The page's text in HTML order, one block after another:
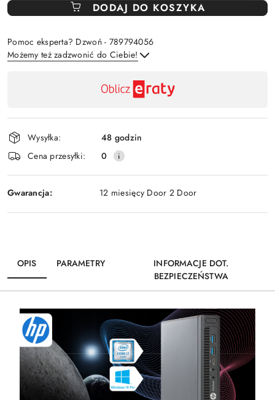
DODAJ DO KOSZYKA
Pomoc eksperta? Dzwoń - 789794056
Możemy też zadzwonić do Ciebie!
płatność
i
dostawa
Wysyłka:
48 godzin
Cena przesyłki:
0
Gwarancja: 12 miesięcy Door 2 Door
OPIS PARAMETRY
INFORMACJE DOT.
BEZPIECZEŃSTWA